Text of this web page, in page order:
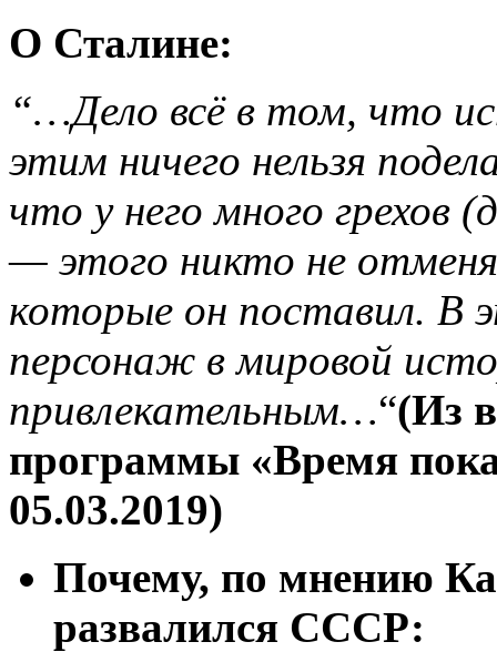
О Сталине:
“…Дело всё в том, что
этим ничего нельзя
что у него много грехов
— этого никто не
которые он поставил. В
персонаж в мировой
привлекательным…“(Из
программы «Время
05.03.2019)
Почему, по мнению
развалился СССР: